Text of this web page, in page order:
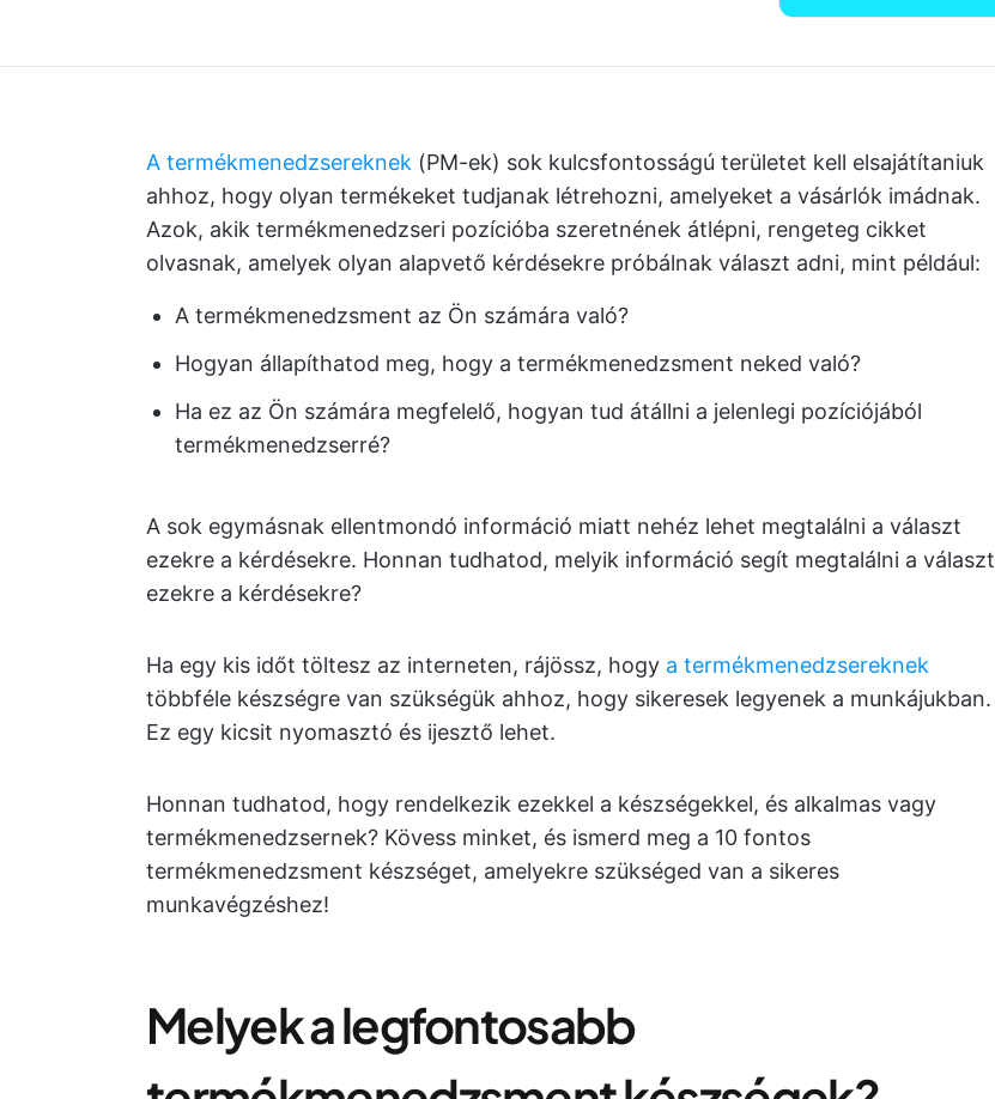
A termékmenedzsereknek (PM-ek) sok kulcsfontosságú területet kell elsajátítaniuk
ahhoz, hogy olyan termékeket tudjanak létrehozni, amelyeket a vásárlók imádnak.
Azok, akik termékmenedzseri pozícióba szeretnének átlépni, rengeteg cikket
olvasnak, amelyek olyan alapvető kérdésekre próbálnak választ adni, mint például:
A termékmenedzsment az Ön számára való?
Hogyan állapíthatod meg, hogy a termékmenedzsment neked való?
Ha ez az Ön számára megfelelő, hogyan tud átállni a jelenlegi pozíciójából
termékmenedzserré?
A sok egymásnak ellentmondó információ miatt nehéz lehet megtalálni a választ
ezekre a kérdésekre. Honnan tudhatod, melyik információ segít megtalálni a választ
ezekre a kérdésekre?
Ha egy kis időt töltesz az interneten, rájössz, hogy a termékmenedzsereknek
többféle készségre van szükségük ahhoz, hogy sikeresek legyenek a munkájukban.
Ez egy kicsit nyomasztó és ijesztő lehet.
Honnan tudhatod, hogy rendelkezik ezekkel a készségekkel, és alkalmas vagy
termékmenedzsernek? Kövess minket, és ismerd meg a 10 fontos
termékmenedzsment készséget, amelyekre szükséged van a sikeres
munkavégzéshez!
Melyek a legfontosabb